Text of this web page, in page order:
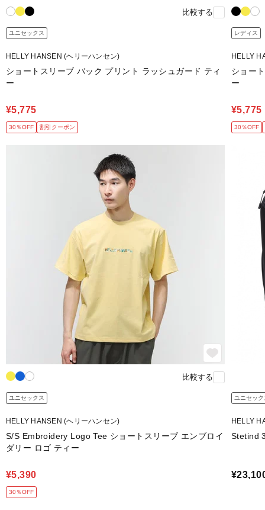
比較する
ユニセックス
HELLY HANSEN (ヘリーハンセン)
ショートスリーブ バック プリント ラッシュガード ティ
ー
¥5,775
30％OFF 割引クーポン
レディス
HELLY
ショー
ー
¥5,775
30％OFF
比較する
ユニセックス
HELLY HANSEN (ヘリーハンセン)
S/S Embroidery Logo Tee ショートスリーブ エンブロイ
ダリー ロゴ ティー
¥5,390
30％OFF
ユニセック
HELLY
Stetind